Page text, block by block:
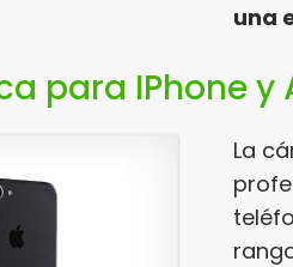
una
para IPhone y
La